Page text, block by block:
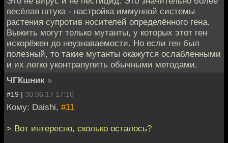
весёлая штука - настройка иммунной системы
растения супротив носителей определённого гена.
Выжить могут только мутанты, у которых этот ген
искорёжен до неузнаваемости. Но если ген был
полезный, то такие мутанты окажутся ослабленными
и их легко уконтрапупить обычными методами.
ЧГКшник »
#19 | 30.06.17 17:10
Кому: Daishi, #11
> Вот интересно, сколько осталось?